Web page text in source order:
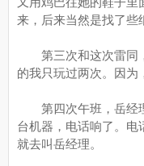
来，后来当然是找了些
第三次和这次雷同
的我只玩过两次。因为
第四次午班，岳经理
台机器，电话响了。电
就去叫岳经理。